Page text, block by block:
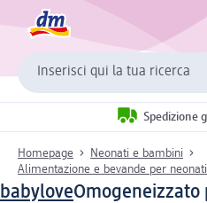
Inserisci qui la tua ricerca
Spedizione
Homepage
Neonati e bambini
Alimentazione e bevande per neonati
babylove